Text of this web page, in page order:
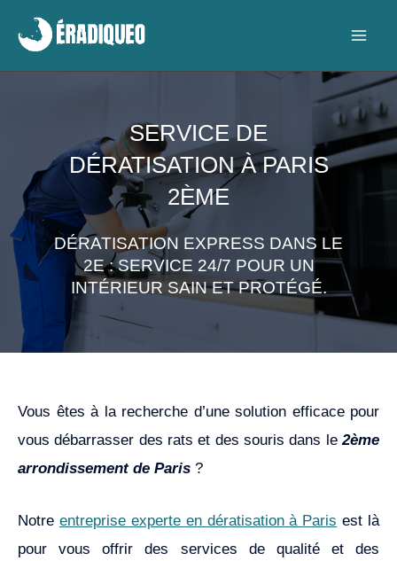
contenu
SERVICE DE
DÉRATISATION À PARIS
2ÈME
DÉRATISATION EXPRESS DANS LE
2E : SERVICE 24/7 POUR UN
INTÉRIEUR SAIN ET PROTÉGÉ.
Vous êtes à la recherche d’une solution efficace pour
vous débarrasser des rats et des souris dans le 2ème
arrondissement de Paris ?
Notre entreprise experte en dératisation à Paris est là
pour vous offrir des services de qualité et des